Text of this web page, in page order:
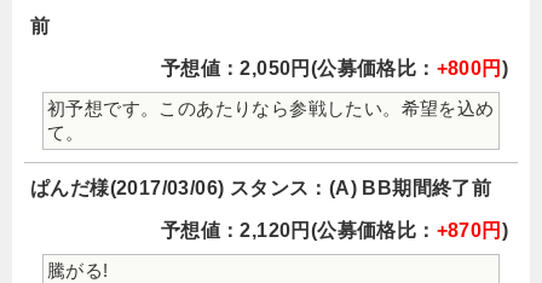
前
予想値：2,050円(公募価格比： +800円 )
初予想です。このあたりなら参戦したい。希望を込め
て。
ぱんだ様(2017/03/06) スタンス：(A) BB期間終了前
予想値：2,120円(公募価格比： +870円 )
騰がる!